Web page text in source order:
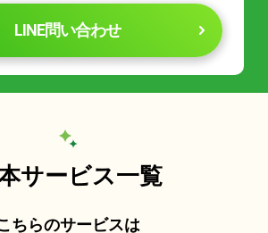
LINE問い合わせ
サービス一覧
ちらのサービスは